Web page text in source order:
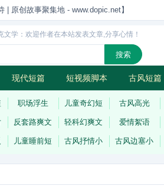
| 原创故事聚集地 - www.dopic.net】
文学：欢迎作者在本站发表文章,分享心情！
现代短篇 短视频脚本 古风短篇
连载
职场浮生 儿童奇幻短 古风高光
反套路爽文 轻科幻爽文 爱情絮语
儿童睡前短 古风抒情小 古风边塞小